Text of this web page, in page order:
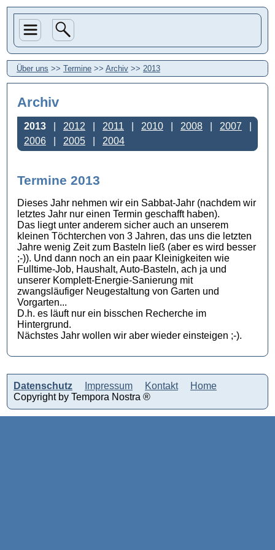
Über uns >> Termine >> Archiv >> 2013
Archiv
2013 2012 2011 2010 2008
2007
2006
2005 2004
Termine 2013
Dieses Jahr nehmen wir ein Sabbat-Jahr (nachdem wir
letztes Jahr nur einen Termin geschafft haben).
Das liegt unter anderem sicher auch an unserem
kleinen Töchterchen von 3 Jahren, das uns die letzten
Jahre wenig Zeit zum Basteln ließ (aber es wird besser
;-)). Und dann noch an ein paar Kleinigkeiten wie
Fulltime-Job, Haushalt, Auto-Basteln, ach ja und
unserer Komplett-Energie-Sanierung mit
zwangsläufiger Neugestaltung von Garten und
Vorgarten...
D.h. es läuft nur ein bisschen Recherche im
Hintergrund.
Nächstes Jahr wollen wir aber wieder einsteigen ;-).
Datenschutz Impressum Kontakt
Home
Copyright by Tempora Nostra ®